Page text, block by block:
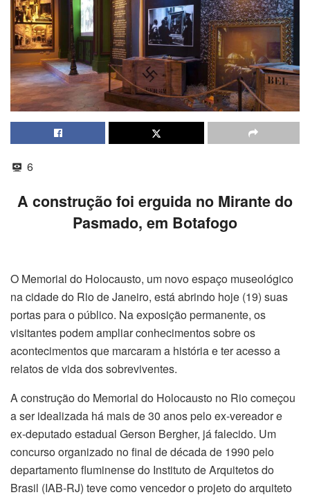
6
A construção foi erguida no Mirante do
Pasmado, em Botafogo
O Memorial do Holocausto, um novo espaço museológico
na cidade do Rio de Janeiro, está abrindo hoje (19) suas
portas para o público. Na exposição permanente, os
visitantes podem ampliar conhecimentos sobre os
acontecimentos que marcaram a história e ter acesso a
relatos de vida dos sobreviventes.
A construção do Memorial do Holocausto no Rio começou
a ser idealizada há mais de 30 anos pelo ex-vereador e
ex-deputado estadual Gerson Bergher, já falecido. Um
concurso organizado no final de década de 1990 pelo
departamento fluminense do Instituto de Arquitetos do
Brasil (IAB-RJ) teve como vencedor o projeto do arquiteto